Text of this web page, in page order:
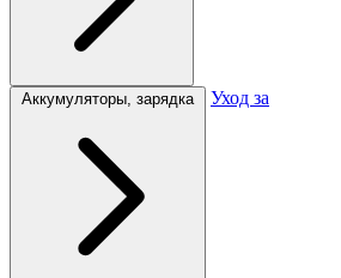
Аккумуляторы, зарядка Уход за